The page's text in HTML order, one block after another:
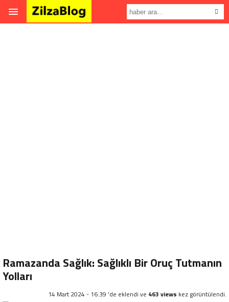
Ramazanda Sağlık: Sağlıklı Bir Oruç Tutmanın
Yolları
14 Mart 2024 - 16:39 'de eklendi ve 463 views kez görüntülendi.